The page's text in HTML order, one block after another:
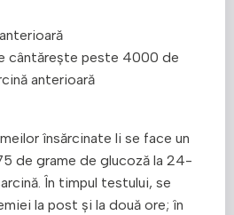
cântărește peste 4000 de
anterioară
însărcinate li se face un
de grame de glucoză la 24-
În timpul testului, se
la post și la două ore; în